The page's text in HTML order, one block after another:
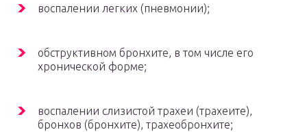
воспалении легких (пневмонии);
обструктивном бронхите, в том числе его
хронической форме;
воспалении слизистой трахеи (трахеите),
бронхов (бронхите), трахеобронхите;